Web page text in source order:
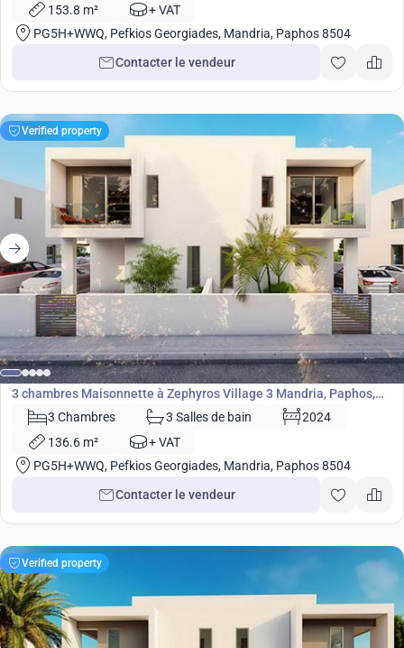
153.8 m²
+ VAT
PG5H+WWQ, Pefkios Georgiades, Mandria, Paphos 8504
Contacter le vendeur
Verified property
€315 000
Maisonnette
3 chambres Maisonnette à Zephyros Village 3 Mandria, Paphos,
Chypre No. 9105
3 Chambres 3 Salles de bain
2024
136.6 m²
+ VAT
PG5H+WWQ, Pefkios Georgiades, Mandria, Paphos 8504
Contacter le vendeur
Verified property